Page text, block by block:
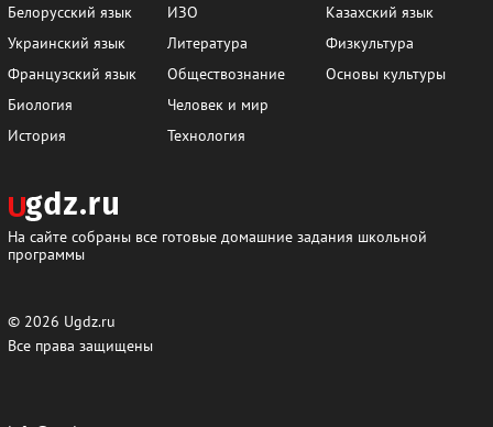
Белорусский язык
Украинский язык
Французский язык
Биология
История
ИЗО
Литература
Обществознание
Человек и мир
Технология
Казахский язык
Физкультура
Основы культуры
На сайте собраны все готовые домашние задания школьной
программы
© 2026 Ugdz.ru
Все права защищены